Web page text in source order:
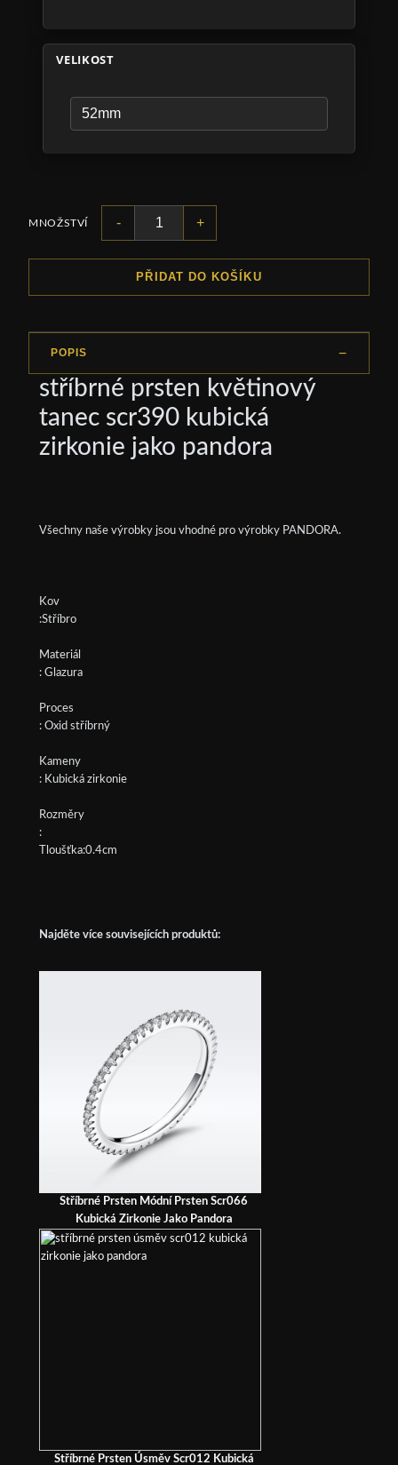
VELIKOST
MNOŽSTVÍ - +
PŘIDAT DO KOŠÍKU
POPIS
stříbrné prsten květinový
tanec scr390 kubická
zirkonie jako pandora
Všechny naše výrobky jsou vhodné pro výrobky PANDORA.
Kov
:Stříbro
Materiál
: Glazura
Proces
: Oxid stříbrný
Kameny
: Kubická zirkonie
Rozměry
:
Tloušťka:0.4cm
Najděte více souvisejících produktů:
Stříbrné Prsten Módní Prsten Scr066
Kubická Zirkonie Jako Pandora
Stříbrné Prsten Úsměv Scr012 Kubická